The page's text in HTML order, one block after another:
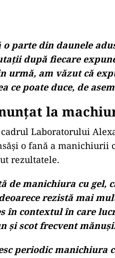
o parte din daunele
după fiecare
urmă, am văzut că
ce poate duce, de
la
Laboratorului
o fană a manichiurii
rezultatele.
de manichiura cu gel,
rezistă mai
în contextul în care
și scot frecvent
periodic manichiura